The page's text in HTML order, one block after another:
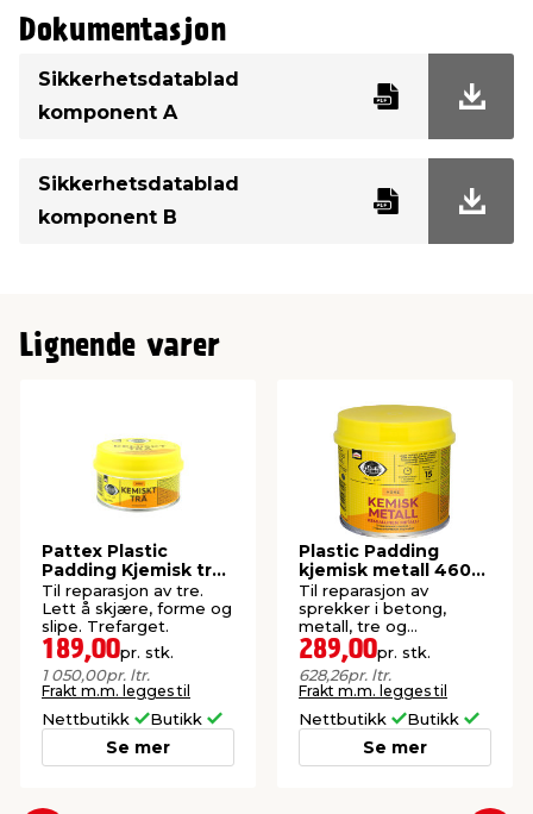
Dokumentasjon
Sikkerhetsdatablad
komponent A
Sikkerhetsdatablad
komponent B
Lignende varer
Pattex Plastic
Padding Kjemisk tre
180 ml.
Til reparasjon av tre.
Lett å skjære, forme og
slipe. Trefarget.
189,00pr. stk.
1 050,00pr. ltr.
Frakt m.m. legges til
Nettbutikk Butikk
Se mer
Plastic Padding
kjemisk metall 460
ml
Til reparasjon av
sprekker i betong,
metall, tre og
steinplater.
289,00pr. stk.
628,26pr. ltr.
Frakt m.m. legges til
Nettbutikk Butikk
Se mer